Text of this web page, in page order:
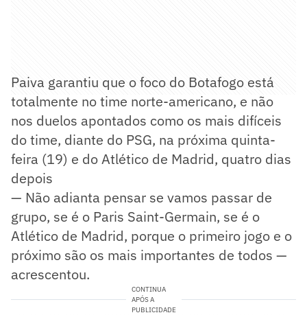
Paiva garantiu que o foco do Botafogo está
totalmente no time norte-americano, e não
nos duelos apontados como os mais difíceis
do time, diante do PSG, na próxima quinta-
feira (19) e do Atlético de Madrid, quatro dias
depois
— Não adianta pensar se vamos passar de
grupo, se é o Paris Saint-Germain, se é o
Atlético de Madrid, porque o primeiro jogo e o
próximo são os mais importantes de todos —
acrescentou.
CONTINUA
APÓS A
PUBLICIDADE